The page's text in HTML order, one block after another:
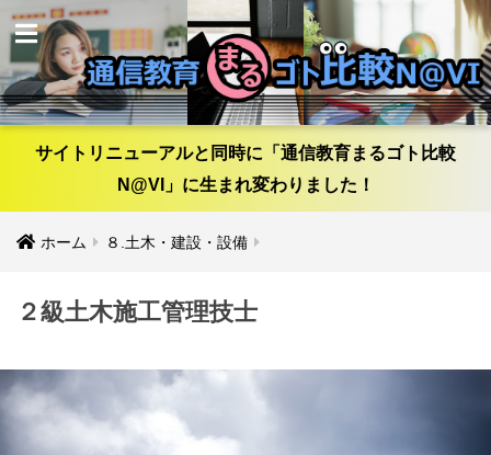
サイトリニューアルと同時に「通信教育まるゴト比較
N@VI」に生まれ変わりました！
ホーム ８.土木・建設・設備
２級土木施工管理技士